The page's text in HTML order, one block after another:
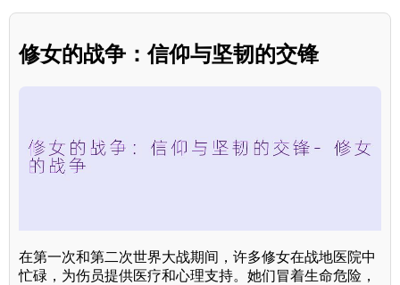
修女的战争：信仰与坚韧的交锋
在第一次和第二次世界大战期间，许多修女在战地医院中
忙碌，为伤员提供医疗和心理支持。她们冒着生命危险，